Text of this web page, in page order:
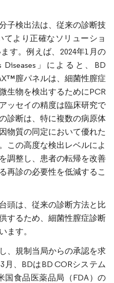
子検出法は、従来の診断技
より正確なソリューショ
す。例えば、2024年1月の
Diseases」によると、BD
膣パネルは、細菌性膣症
生物を検出するためにPCR
ッセイの精度は臨床研究で
診断は、特に複数の病原体
物質の同定において優れた
この高度な検出レベルによ
調整し、患者の転帰を改善
再診の必要性を低減するこ
頭は、従来の診断方法と比
するため、細菌性膣症診断
ます。
、規制当局からの承認を求
月、BDはBD CORシステム
国食品医薬品局（FDA）の